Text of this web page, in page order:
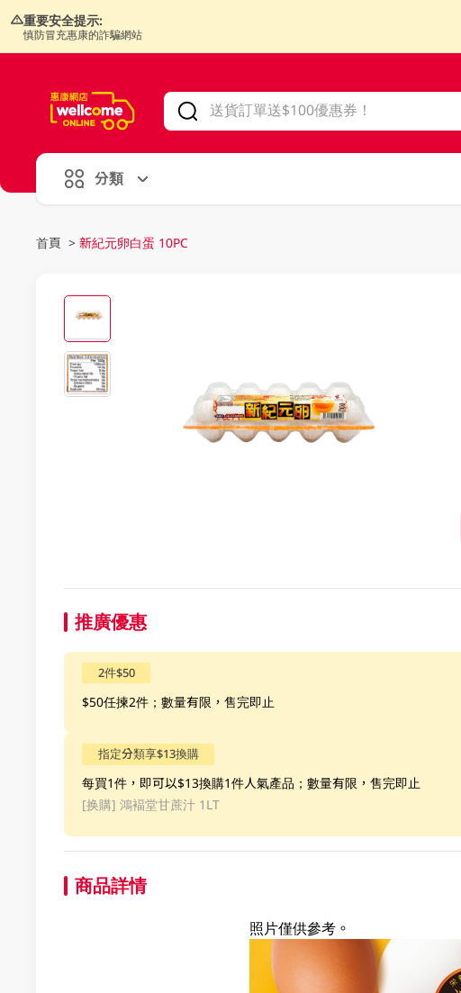
重要安全提示:
慎防冒充惠康的詐騙網站
分類
首頁 > 新紀元卵白蛋 10PC
推廣優惠
2件$50
$50任揀2件；數量有限，售完即止
指定分類享$13換購
每買1件，即可以$13換購1件人氣產品；數量有限，售完即止
[换購] 鴻褔堂甘蔗汁 1LT
商品詳情
照片僅供參考。